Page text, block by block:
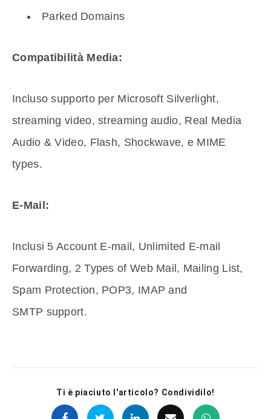
Parked Domains
Compatibilità Media:
Incluso supporto per Microsoft Silverlight,
streaming video, streaming audio, Real Media
Audio & Video, Flash, Shockwave, e MIME
types.
E-Mail:
Inclusi 5 Account E-mail, Unlimited E-mail
Forwarding, 2 Types of Web Mail, Mailing List,
Spam Protection, POP3, IMAP and
SMTP support.
Ti è piaciuto l'articolo? Condividilo!